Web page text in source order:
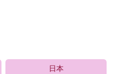
日本